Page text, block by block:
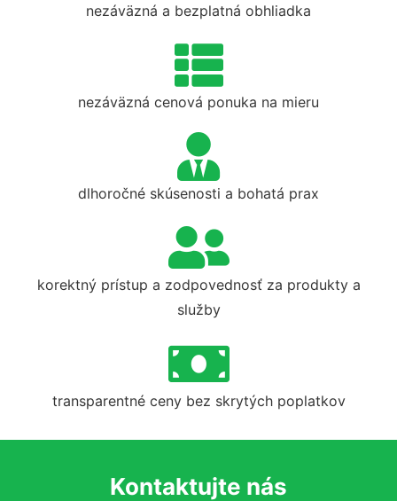
nezáväzná a bezplatná obhliadka
nezáväzná cenová ponuka na mieru
dlhoročné skúsenosti a bohatá prax
korektný prístup a zodpovednosť za produkty a
služby
transparentné ceny bez skrytých poplatkov
Kontaktujte nás